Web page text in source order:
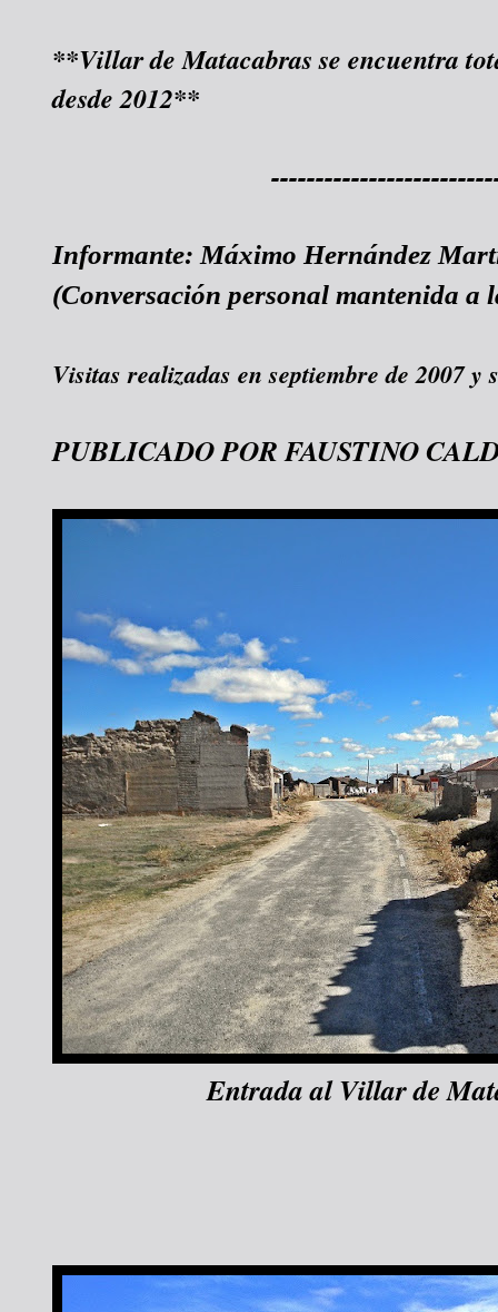
**Villar de Matacabras se encuentra
desde 2012**
Informante: Máximo Hernández
(Conversación personal mantenida a
Visitas realizadas en septiembre de 2007 y
PUBLICADO POR FAUSTINO
Entrada al Villar de